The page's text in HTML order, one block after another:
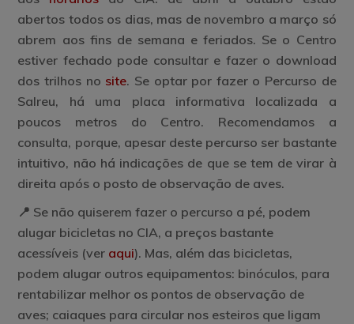
abertos todos os dias, mas de novembro a março só
abrem aos fins de semana e feriados. Se o Centro
estiver fechado pode consultar e fazer o download
dos trilhos no site. Se optar por fazer o Percurso de
Salreu, há uma placa informativa localizada a
poucos metros do Centro. Recomendamos a
consulta, porque, apesar deste percurso ser bastante
intuitivo, não há indicações de que se tem de virar à
direita após o posto de observação de aves.
📍 Se não quiserem fazer o percurso a pé, podem
alugar bicicletas no CIA, a preços bastante
acessíveis (ver aqui). Mas, além das bicicletas,
podem alugar outros equipamentos: binóculos, para
rentabilizar melhor os pontos de observação de
aves; caiaques para circular nos esteiros que ligam